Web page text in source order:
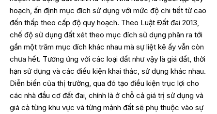
hoạch, ấn định mục đích sử dụng với mức độ chi tiết từ cao
đến thấp theo cấp độ quy hoạch. Theo Luật Đất đai 2013,
chế độ sử dụng đất xét theo mục đích sử dụng phân ra tới
gần một trăm mục đích khác nhau mà sự liệt kê ấy vẫn còn
chưa hết. Tương ứng với các loại đất như vậy là giá đất, thời
hạn sử dụng và các điều kiện khai thác, sử dụng khác nhau.
Diễn biến của thị trường, qua đó tạo điều kiện trục lợi cho
các nhà đầu cơ đất đai, chính là ở chỗ cả giá trị sử dụng và
giá cả từng khu vực và từng mảnh đất sẽ phụ thuộc vào sự